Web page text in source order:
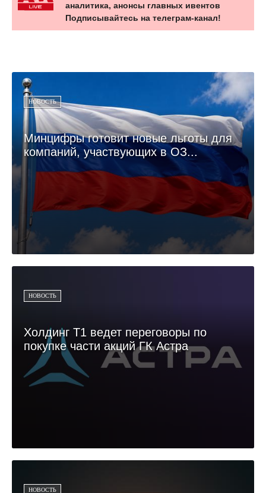
аналитика, анонсы главных ивентов
Подписывайтесь на телеграм-канал!
НОВОСТЬ
Минцифры готовит новые льготы для
компаний, участвующих в ОЗ...
НОВОСТЬ
Холдинг Т1 ведет переговоры по
покупке части акций ГК Астра
НОВОСТЬ